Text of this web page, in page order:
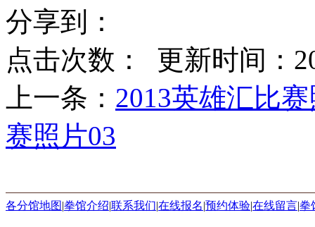
分享到：
点击次数：
更新时间：
上一条： 2013英雄汇比
赛照片03
各分馆地图|拳馆介绍|联系我们|在线报名|预约体验|在线留言|拳